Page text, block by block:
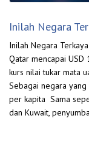
Inilah Negara
Inilah Negara
Qatar mencapai
kurs nilai tukar mata
Sebagai negara
per kapita Sama
dan Kuwait,